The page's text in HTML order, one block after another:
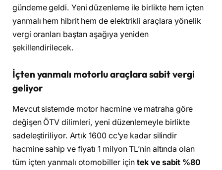
gündeme geldi. Yeni düzenleme ile birlikte hem içten
yanmalı hem hibrit hem de elektrikli araçlara yönelik
vergi oranları baştan aşağıya yeniden
şekillendirilecek.
İçten yanmalı motorlu araçlara sabit vergi
geliyor
Mevcut sistemde motor hacmine ve matraha göre
değişen ÖTV dilimleri, yeni düzenlemeyle birlikte
sadeleştiriliyor. Artık 1600 cc’ye kadar silindir
hacmine sahip ve fiyatı 1 milyon TL’nin altında olan
tüm içten yanmalı otomobiller içintek ve sabit %80